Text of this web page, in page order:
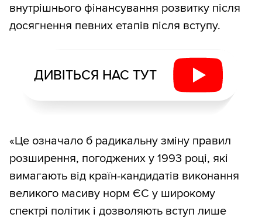
внутрішнього фінансування розвитку після
досягнення певних етапів після вступу.
ДИВІТЬСЯ НАС ТУТ
«Це означало б радикальну зміну правил
розширення, погоджених у 1993 році, які
вимагають від країн-кандидатів виконання
великого масиву норм ЄС у широкому
спектрі політик і дозволяють вступ лише